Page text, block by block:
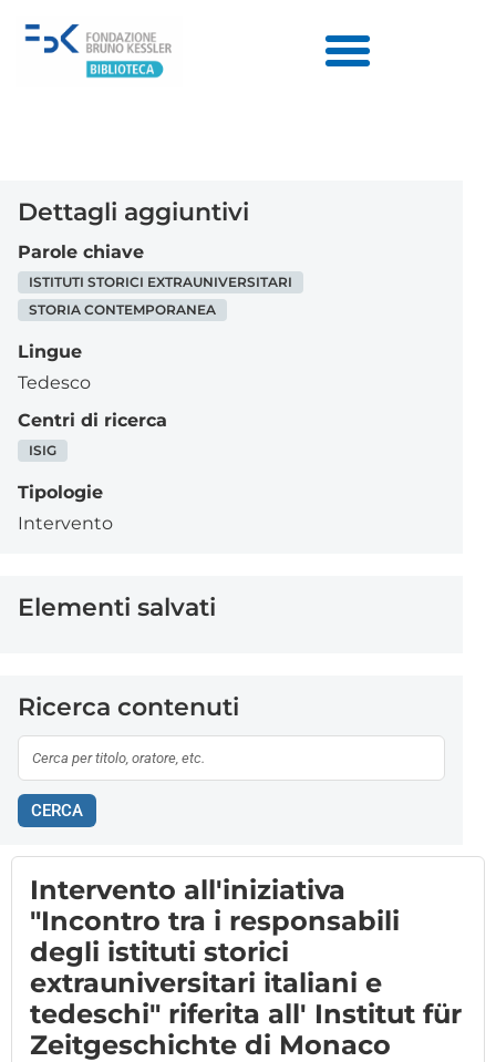
Dettagli aggiuntivi
Parole chiave
ISTITUTI STORICI EXTRAUNIVERSITARI
STORIA CONTEMPORANEA
Lingue
Tedesco
Centri di ricerca
ISIG
Tipologie
Intervento
Elementi salvati
Ricerca contenuti
CERCA
Intervento all'iniziativa
"Incontro tra i responsabili
degli istituti storici
extrauniversitari italiani e
tedeschi" riferita all' Institut für
Zeitgeschichte di Monaco